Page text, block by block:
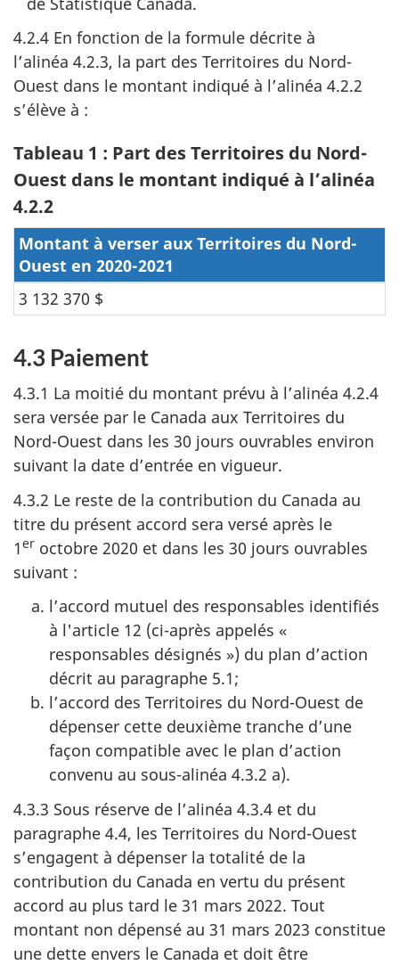
4.2.4 En fonction de la formule décrite à
l’alinéa 4.2.3, la part des Territoires du Nord-
Ouest dans le montant indiqué à l’alinéa 4.2.2
s’élève à :
Tableau 1 : Part des Territoires du Nord-
Ouest dans le montant indiqué à l’alinéa
4.2.2
Montant à verser aux Territoires du Nord-
Ouest en 2020-2021
3 132 370 $
4.3 Paiement
4.3.1 La moitié du montant prévu à l’alinéa 4.2.4
sera versée par le Canada aux Territoires du
Nord-Ouest dans les 30 jours ouvrables environ
suivant la date d’entrée en vigueur.
4.3.2 Le reste de la contribution du Canada au
titre du présent accord sera versé après le
1er octobre 2020 et dans les 30 jours ouvrables
suivant :
l’accord mutuel des responsables identifiés
à l'article 12 (ci-après appelés «
responsables désignés ») du plan d’action
décrit au paragraphe 5.1;
l’accord des Territoires du Nord-Ouest de
dépenser cette deuxième tranche d’une
façon compatible avec le plan d’action
convenu au sous-alinéa 4.3.2 a).
4.3.3 Sous réserve de l’alinéa 4.3.4 et du
paragraphe 4.4, les Territoires du Nord-Ouest
s’engagent à dépenser la totalité de la
contribution du Canada en vertu du présent
accord au plus tard le 31 mars 2022. Tout
montant non dépensé au 31 mars 2023 constitue
une dette envers le Canada et doit être